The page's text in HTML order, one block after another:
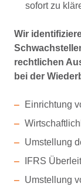
sofort zu
Wir
rechtlichen
bei der
Einrichtung
Umstellung
IFRS
Umstellung